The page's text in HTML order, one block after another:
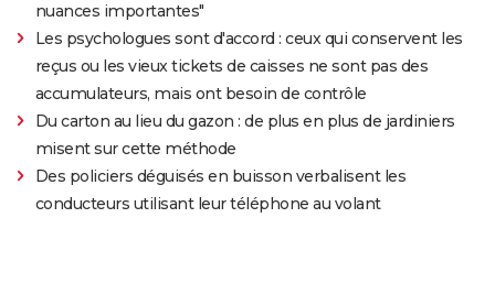
nuances importantes"
Les psychologues sont d'accord : ceux qui conservent les
reçus ou les vieux tickets de caisses ne sont pas des
accumulateurs, mais ont besoin de contrôle
Du carton au lieu du gazon : de plus en plus de jardiniers
misent sur cette méthode
Des policiers déguisés en buisson verbalisent les
conducteurs utilisant leur téléphone au volant